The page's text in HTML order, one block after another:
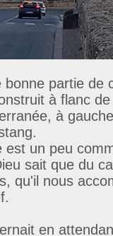
partie de
à flanc
à
est un peu
sait que du
qu'il nous
en